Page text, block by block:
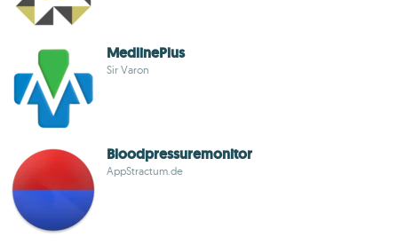
MedlinePlus
Sir Varon
Bloodpressuremonitor
AppStractum.de